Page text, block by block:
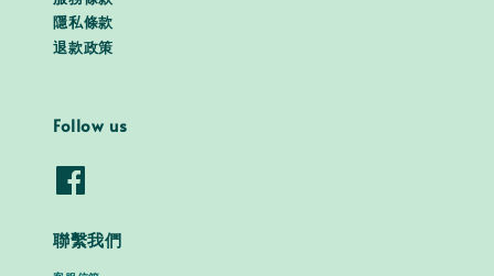
隱私條款
退款政策
Follow us
聯繫我們